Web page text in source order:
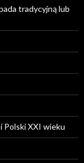
tradycyjną lub
Polski XXI wieku